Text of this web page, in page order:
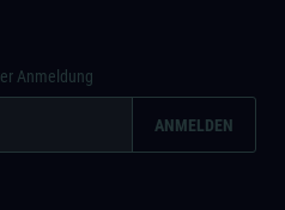
Anmeldung